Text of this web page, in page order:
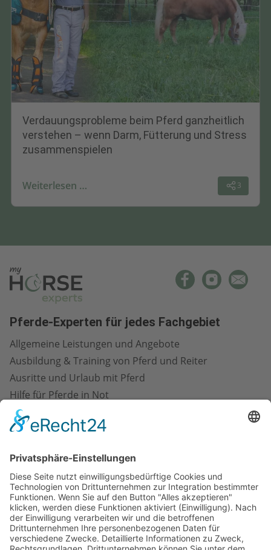
Verdauungsprobleme beim Pferd ganzheitlich
verstehen – wenn Darm, Fütterung und Stress
zusammenspielen
Weiterlesen … 3
Pferde-Experten für jedes Fachgebiet
Allgemeine Leistungen und Angebote
Ausbildung & Training von Pferd und Reiter
Ausritte und Urlaub mit Pferd
Hilfe für Pferde in Not
Marketing in der Pferdebranche
Pferdefotografie und -kunst
Pferderecht
Pferdeställe
Pferdeveranstaltungen
Pferdezubehör & Ausrüstung
Pferdezucht & -verkauf
Reitanlagenbau und -management